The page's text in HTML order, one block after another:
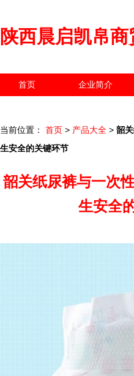
陕西晨启凯帛商
首页 企业简介
当前位置： 首页 > 产品大全 > 韶
生安全的关键环节
韶关纸尿裤与一次
生安全